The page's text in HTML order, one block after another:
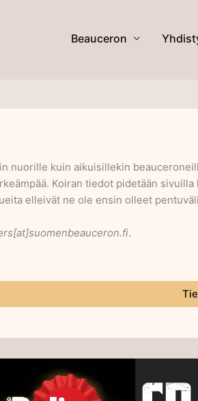
Beauceron
kuin aikuisillekin
Koiran tiedot pidetään
elleivät ne ole ensin olleet
.